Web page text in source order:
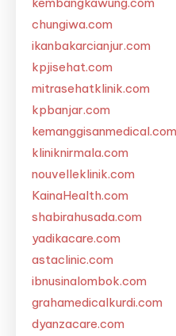
chungiwa.com
ikanbakarcianjur.com
kpjisehat.com
mitrasehatklinik.com
kpbanjar.com
kemanggisanmedical.com
kliniknirmala.com
nouvelleklinik.com
KainaHealth.com
shabirahusada.com
yadikacare.com
astaclinic.com
ibnusinalombok.com
grahamedicalkurdi.com
dyanzacare.com